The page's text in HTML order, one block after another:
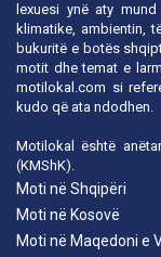
lexuesi ynë aty
klimatike, ambientin,
bukuritë e botës
motit dhe temat e
motilokal.com si
kudo që ata ndodhen.
Motilokal është
(KMShK).
Moti në Shqipëri
Moti në Kosovë
Moti në Maqedoni e